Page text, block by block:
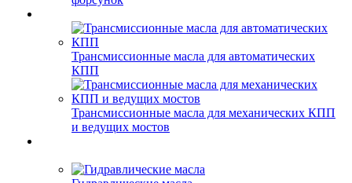
Трансмиссионные масла для автоматических
КПП
Трансмиссионные масла для механических КПП
и ведущих мостов